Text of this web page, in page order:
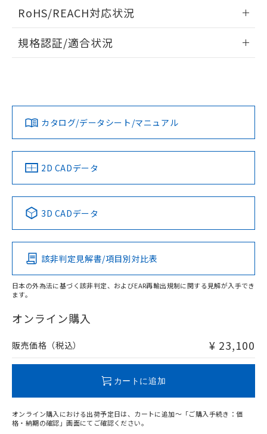
ドすることができます。
ログイン/会員登録
ダウンロードデータをご利用いただく前に、以下を必ずお読
みください。
ソフトウェアの使用条件
RoHS/REACH対応状況
EU RoHS 注意事項・凡例
対応済み
中国 RoHS 注意事項・凡例
Pb Hg Cd Cr(VI)
O
在庫等で未対応品が混在する可能性があります。
問い合わせください。
規格認証/適合状況
LR型式承認
（イギリス
船舶規格）
DNV型式承認
（ノルウェー
BV型式承認
（フランス
KR型式
（韓国
No No No No
この製品の規格認証/適合状況ページへ
その他の認証はこちらのページからご検索ください
カタログ/データシート/マニュアル
2D CADデータ
3D CADデータ
該非判定見解書/項目別対比表
日本の外為法に基づく該非判定、およびEAR再輸出規制に関する見解が入手でき
ます。
オンライン購入
販売価格（税込） ¥ 23,100
カートに追加
オンライン購入における出荷予定日は、カートに追加～「ご購入手続き：価
格・納期の確認」画面にてご確認ください。